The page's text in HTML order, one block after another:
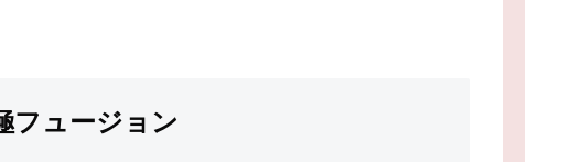
フュージョン